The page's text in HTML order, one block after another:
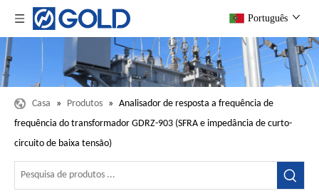
Português
Casa » Produtos » Analisador de resposta a frequência de
frequência do transformador GDRZ-903 (SFRA e impedância de curto-
circuito de baixa tensão)